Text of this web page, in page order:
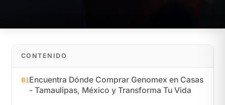
CONTENIDO
01Encuentra Dónde Comprar Genomex en Casas
- Tamaulipas, México y Transforma Tu Vida